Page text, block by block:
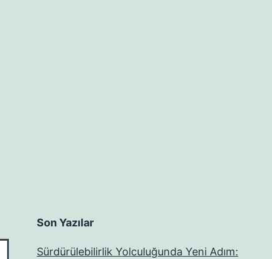
Son Yazılar
Sürdürülebilirlik Yolculuğunda Yeni Adım: